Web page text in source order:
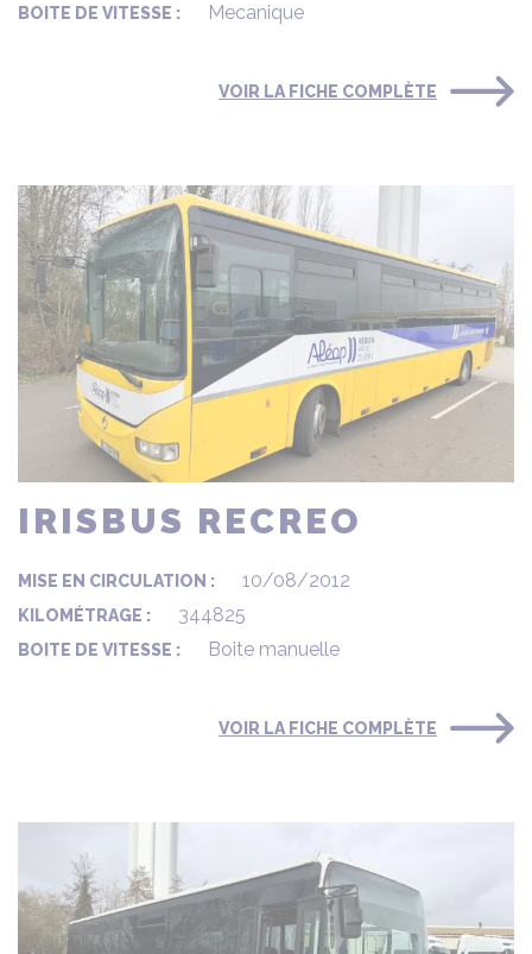
BOITE DE VITESSE : Mecanique
VOIR LA FICHE COMPLÈTE
IRISBUS RECREO
MISE EN CIRCULATION : 10/08/2012
KILOMÉTRAGE : 344825
BOITE DE VITESSE : Boite manuelle
VOIR LA FICHE COMPLÈTE